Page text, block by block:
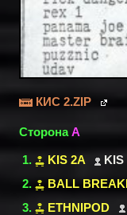
КИС 2.ZIP
СторонаA
KIS 2A
KIS
BALL
ETHNIPOD